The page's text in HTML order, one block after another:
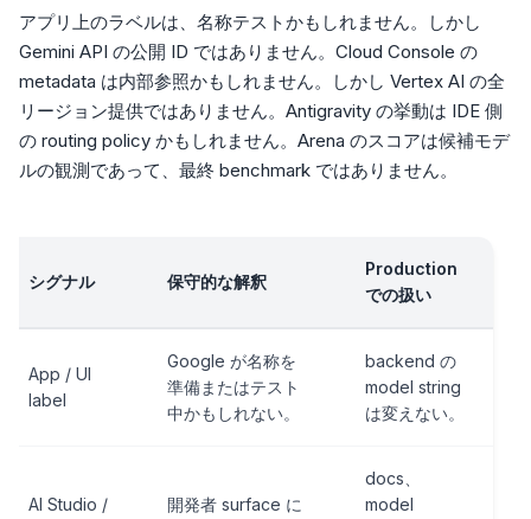
アプリ上のラベルは、名称テストかもしれません。しかし
Gemini API の公開 ID ではありません。Cloud Console の
metadata は内部参照かもしれません。しかし Vertex AI の全
リージョン提供ではありません。Antigravity の挙動は IDE 側
の routing policy かもしれません。Arena のスコアは候補モデ
ルの観測であって、最終 benchmark ではありません。
シグナル 保守的な解釈
Production
での扱い
App / UI
label
Google が名称を
準備またはテスト
中かもしれない。
backend の
model string
は変えない。
AI Studio /
開発者 surface に
docs、
model